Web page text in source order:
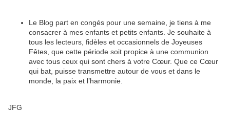
Le Blog part en congés pour une semaine, je tiens à me
consacrer à mes enfants et petits enfants. Je souhaite à
tous les lecteurs, fidèles et occasionnels de Joyeuses
Fêtes, que cette période soit propice à une communion
avec tous ceux qui sont chers à votre Cœur. Que ce Cœur
qui bat, puisse transmettre autour de vous et dans le
monde, la paix et l’harmonie.
JFG